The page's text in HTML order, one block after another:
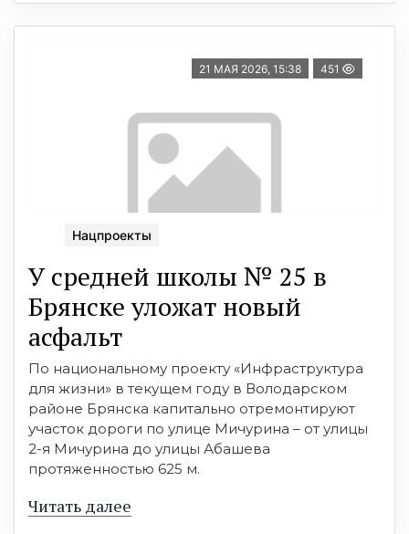
21 МАЯ 2026, 15:38 451
Нацпроекты
У средней школы № 25 в
Брянске уложат новый
асфальт
По национальному проекту «Инфраструктура
для жизни» в текущем году в Володарском
районе Брянска капитально отремонтируют
участок дороги по улице Мичурина – от улицы
2-я Мичурина до улицы Абашева
протяженностью 625 м.
Читать далее